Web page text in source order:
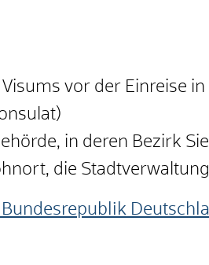
vor der Einreise
in deren Bezirk
die